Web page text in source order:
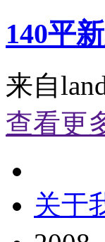
140平
来自
查看更
关于